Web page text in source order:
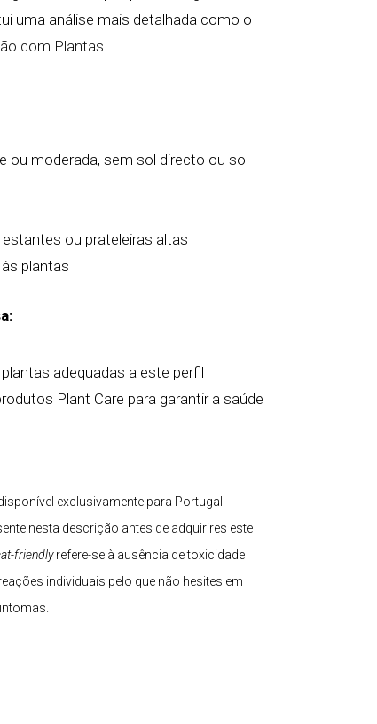
uma análise mais detalhada como o
com Plantas.
ou moderada, sem sol directo ou sol
ou prateleiras altas
plantas
adequadas a este perfil
Plant Care para garantir a saúde
exclusivamente para Portugal
nesta descrição antes de adquirires este
friendlyrefere-se à ausência de toxicidade
individuais pelo que não hesites em